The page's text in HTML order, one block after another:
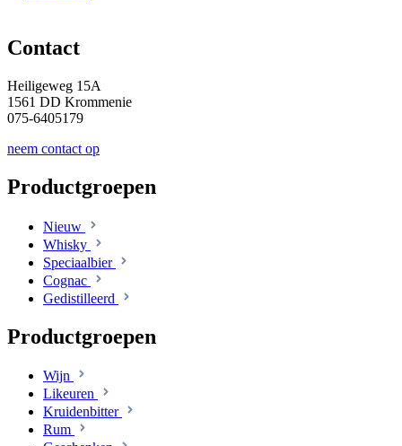
Contact
Heiligeweg 15A
1561 DD Krommenie
075-6405179
neem contact op
Productgroepen
Nieuw
Whisky
Speciaalbier
Cognac
Gedistilleerd
Productgroepen
Wijn
Likeuren
Kruidenbitter
Rum